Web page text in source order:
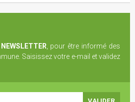
NEWSLETTER , pour être informé des
Saisissez votre e-mail et validez